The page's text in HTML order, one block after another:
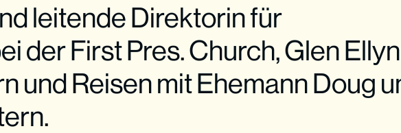
leitende Direktorin für
der First Pres. Church, Glen
und Reisen mit Ehemann Doug